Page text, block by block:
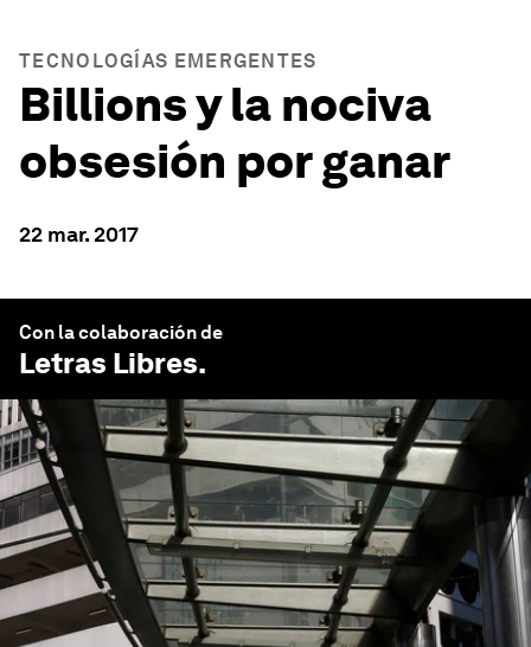
TECNOLOGÍAS EMERGENTES
Billions y la nociva
obsesión por ganar
22 mar. 2017
Con la colaboración de
Letras Libres.